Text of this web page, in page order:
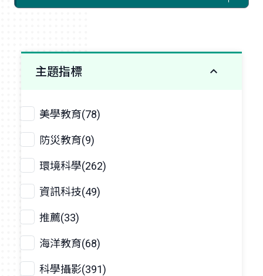
主題指標
美學教育(78)
防災教育(9)
環境科學(262)
資訊科技(49)
推薦(33)
海洋教育(68)
科學攝影(391)